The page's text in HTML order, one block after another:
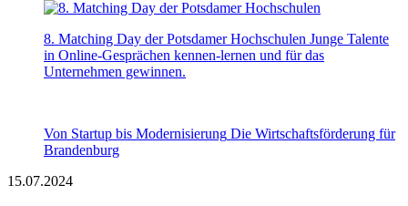
8. Matching Day der Potsdamer Hochschulen Junge Talente
in Online-Gesprächen kennen-lernen und für das
Unternehmen gewinnen.
Von Startup bis Modernisierung Die Wirtschaftsförderung für
Brandenburg
15.07.2024